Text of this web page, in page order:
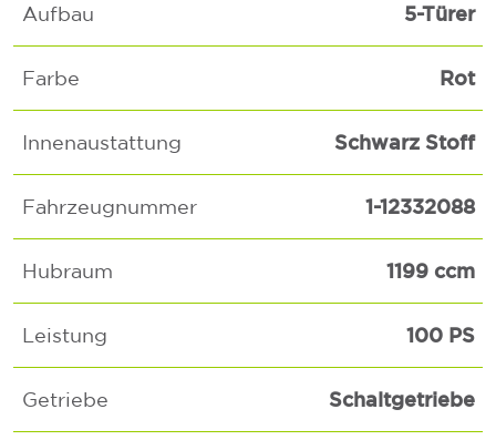
Aufbau 5-Türer
Farbe Rot
Innenaustattung Schwarz Stoff
Fahrzeugnummer 1-12332088
Hubraum 1199 ccm
Leistung 100 PS
Getriebe Schaltgetriebe